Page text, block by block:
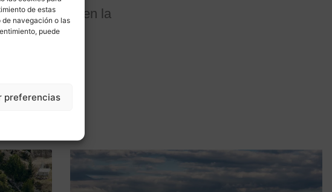
de estas
navegación o las
puede
preferencias
Ambiental en la
diseño.